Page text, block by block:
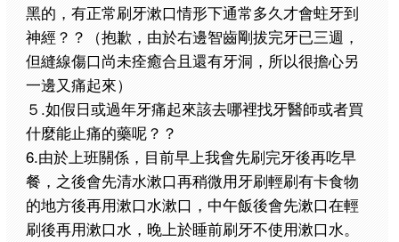
黑的，有正常刷牙漱口情形下通常多久才會蛀牙到
神經？？（抱歉，由於右邊智齒剛拔完牙已三週，
但縫線傷口尚未痊癒合且還有牙洞，所以很擔心另
一邊又痛起來）
５.如假日或過年牙痛起來該去哪裡找牙醫師或者買
什麼能止痛的藥呢？？
6.由於上班關係，目前早上我會先刷完牙後再吃早
餐，之後會先清水漱口再稍微用牙刷輕刷有卡食物
的地方後再用漱口水漱口，中午飯後會先漱口在輕
刷後再用漱口水，晚上於睡前刷牙不使用漱口水。